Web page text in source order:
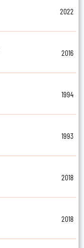
2022
2016
1994
1993
2018
2018